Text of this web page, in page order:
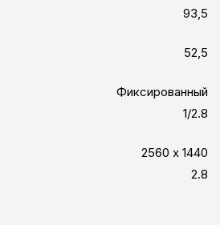
93,5
52,5
Фиксированный
1/2.8
2560 х 1440
2.8